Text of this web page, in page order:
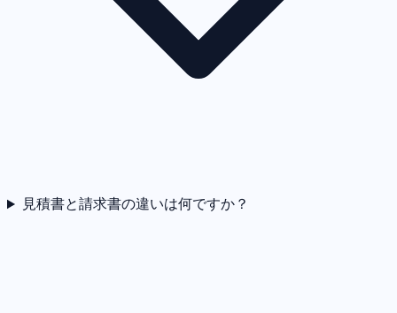
見積書と請求書の違いは何ですか？